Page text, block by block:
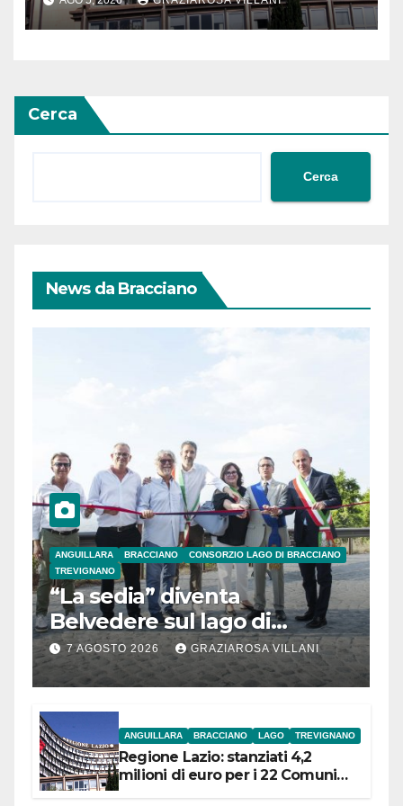
Meridionale
Cerca
Cerca
News da Bracciano
ANGUILLARA BRACCIANO
CONSORZIO LAGO DI BRACCIANO
TREVIGNANO
“La sedia” diventa
Belvedere sul lago di
Bracciano: ieri
l’inaugurazione
7 AGOSTO 2026 GRAZIAROSA VILLANI
ANGUILLARA BRACCIANO LAGO TREVIGNANO
Regione Lazio: stanziati 4,2
milioni di euro per i 22 Comuni